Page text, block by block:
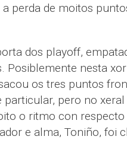
perda de moitos
dos playoff,
Posiblemente nesta
os tres puntos
pero no
o ritmo con
e alma, Toniño, foi